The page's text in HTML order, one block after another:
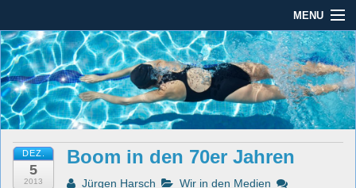
MENU
Dauber Schwimmanlagen GmbH
Leistungen
Service
Produkte
Dauber Schwimmanlagen
GmbH
Seit mehr als 45 Jahren im Rhein-Main-Gebiet
DEZ.
5
2013
Boom in den 70er Jahren
Jürgen Harsch
Wir in den Medien